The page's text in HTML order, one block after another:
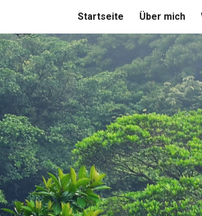
Skip to navigation
Startseite Über mich